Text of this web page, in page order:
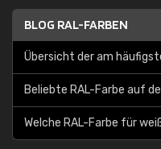
BLOG RAL-FARBEN
Übersicht der am
Beliebte RAL-Farbe auf
Welche RAL-Farbe für